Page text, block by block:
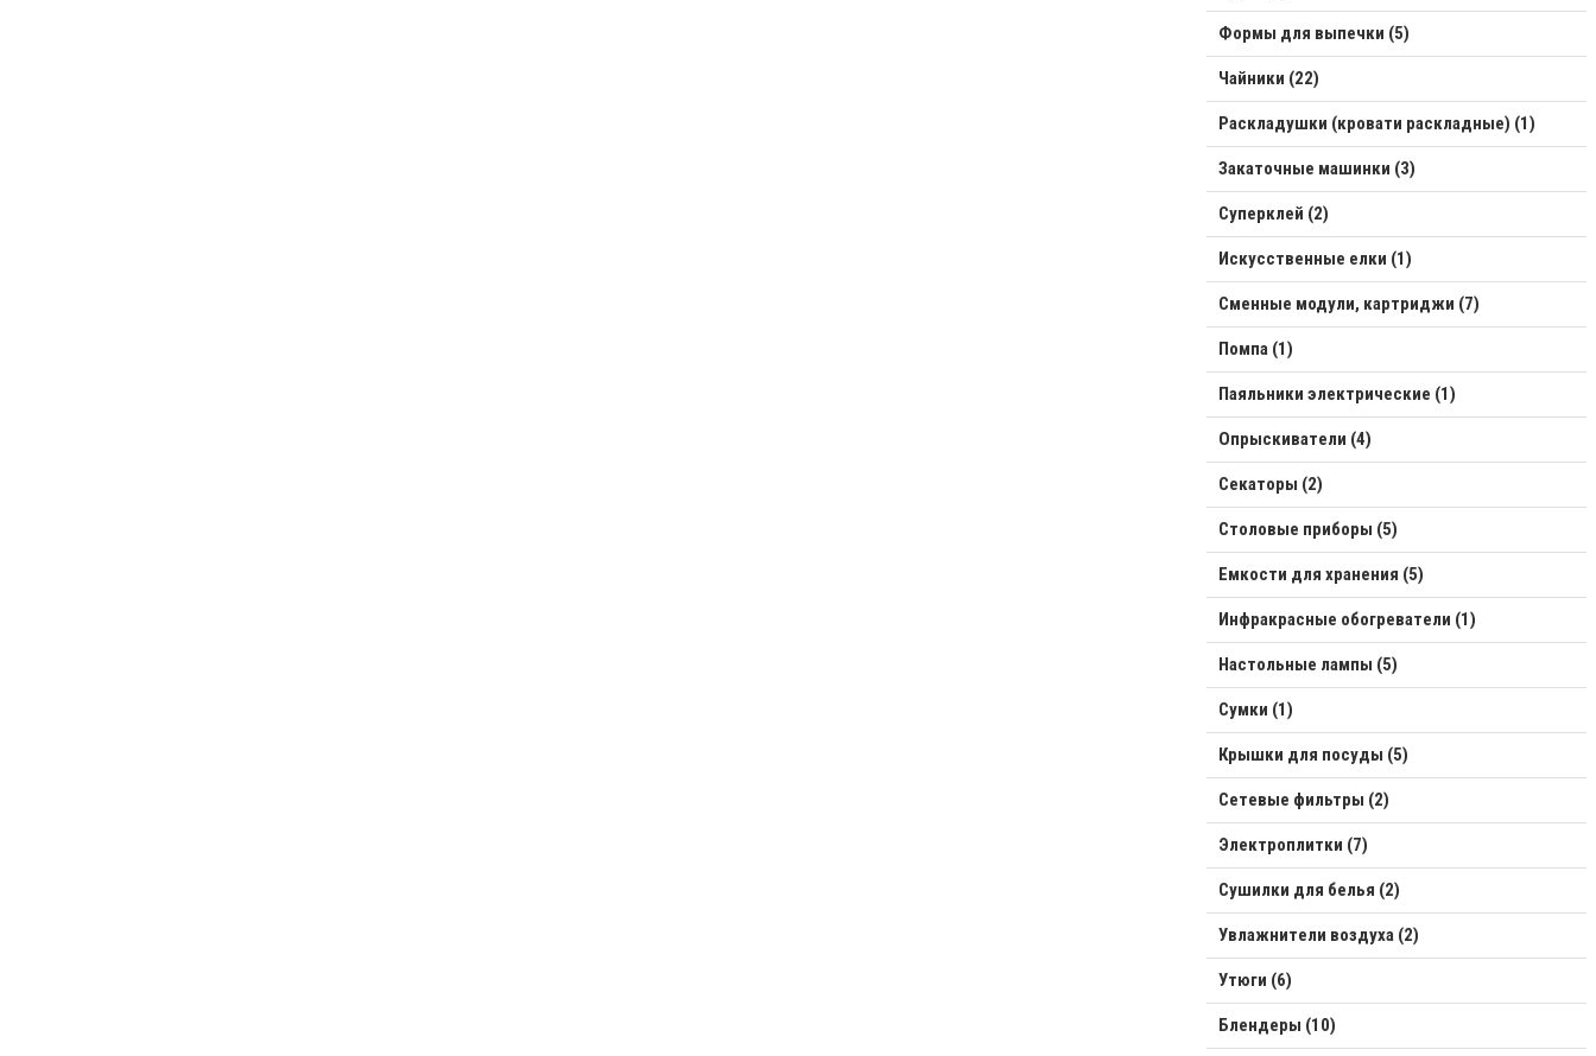
Формы для выпечки (5)
Чайники (22)
Раскладушки (кровати раскладные) (1)
Закаточные машинки (3)
Суперклей (2)
Искусственные елки (1)
Сменные модули, картриджи (7)
Помпа (1)
Паяльники электрические (1)
Опрыскиватели (4)
Секаторы (2)
Столовые приборы (5)
Емкости для хранения (5)
Инфракрасные обогреватели (1)
Настольные лампы (5)
Сумки (1)
Крышки для посуды (5)
Сетевые фильтры (2)
Электроплитки (7)
Сушилки для белья (2)
Увлажнители воздуха (2)
Утюги (6)
Блендеры (10)